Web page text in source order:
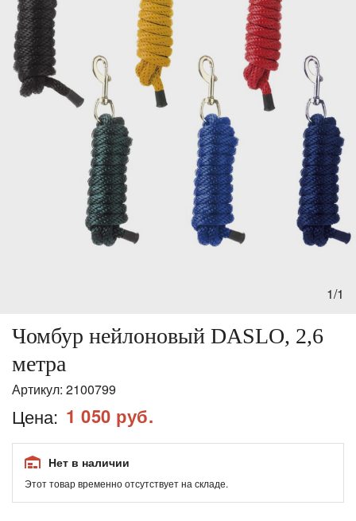
1/1
Чомбур нейлоновый DASLO, 2,6
метра
Артикул: 2100799
Цена: 1 050 руб.
Нет в наличии
Этот товар временно отсутствует на складе.